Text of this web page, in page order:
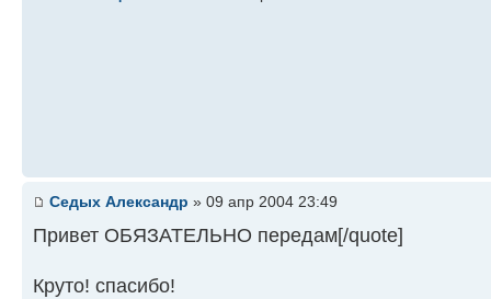
Седых Александр » 09 апр 2004 23:49
Привет ОБЯЗАТЕЛЬНО передам[/quote]
Круто! спасибо!